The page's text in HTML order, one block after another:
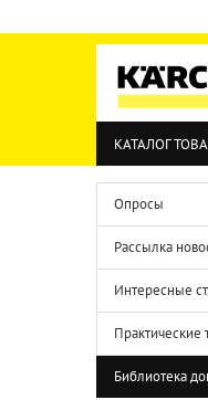
КАТАЛОГ
Опросы
Рассылка
Интересные
Практические
Библиотека